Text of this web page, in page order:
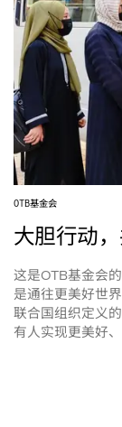
OTB基金会
大胆行动
这是OTB基金会
是通往更美好世
联合国组织定义
有人实现更美好